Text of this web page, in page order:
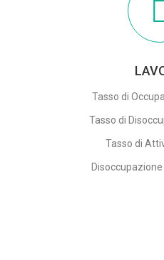
Tasso di
Tasso di
Tasso di
Disoccupazione